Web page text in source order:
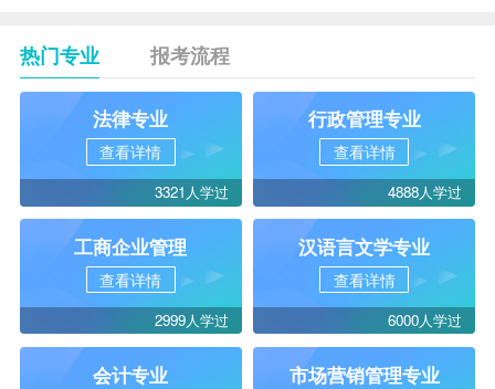
热门专业 报考流程
法律专业
查看详情
3321人学过
行政管理专业
查看详情
4888人学过
工商企业管理
查看详情
2999人学过
汉语言文学专业
查看详情
6000人学过
会计专业 市场营销管理专业